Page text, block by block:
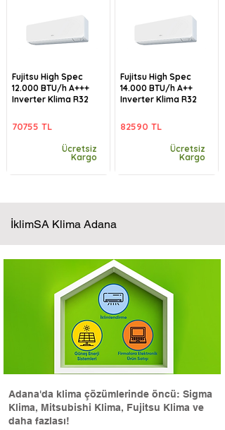
Fujitsu High Spec
12.000 BTU/h A+++
Inverter Klima R32
70755 TL
Ücretsiz
Kargo
Fujitsu High Spec
14.000 BTU/h A++
Inverter Klima R32
82590 TL
Ücretsiz
Kargo
İklimSA Klima Adana
Adana'da klima çözümlerinde öncü: Sigma
Klima, Mitsubishi Klima, Fujitsu Klima ve
daha fazlası!